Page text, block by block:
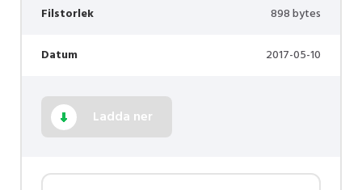
Filstorlek 898 bytes
Datum 2017-05-10
Ladda ner